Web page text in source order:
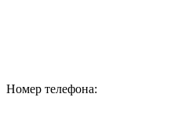
Номер телефона: